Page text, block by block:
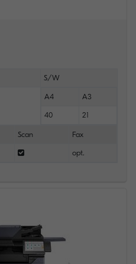
S/W
A4 A3
40 21
Scan Fax
opt.